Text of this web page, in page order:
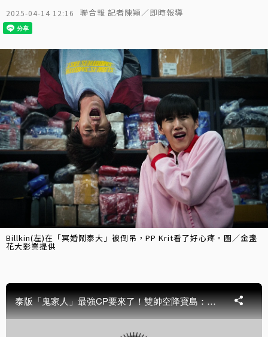
2025-04-14 12:16 聯合報 記者陳穎／即時報導
Billkin(左)在「冥婚鬧泰大」被倒吊，PP Krit看了好心疼。圖／金盞
花大影業提供